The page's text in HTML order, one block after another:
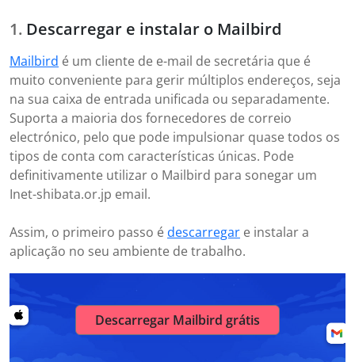
Descarregar e instalar o Mailbird
Mailbird é um cliente de e-mail de secretária que é
muito conveniente para gerir múltiplos endereços, seja
na sua caixa de entrada unificada ou separadamente.
Suporta a maioria dos fornecedores de correio
electrónico, pelo que pode impulsionar quase todos os
tipos de conta com características únicas. Pode
definitivamente utilizar o Mailbird para sonegar um
Inet-shibata.or.jp email.
Assim, o primeiro passo é descarregar e instalar a
aplicação no seu ambiente de trabalho.
Descarregar Mailbird grátis